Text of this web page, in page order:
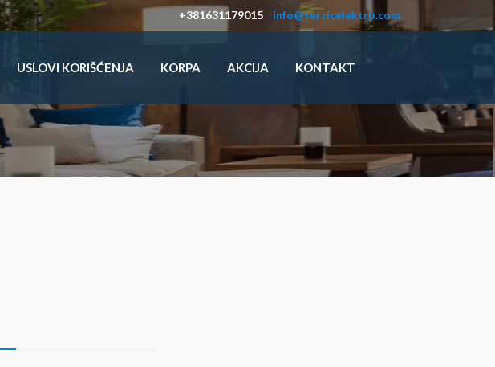
+381631179015 info@terzicelektro.com
USLOVI KORIŠĆENJA KORPA AKCIJA KONTAKT